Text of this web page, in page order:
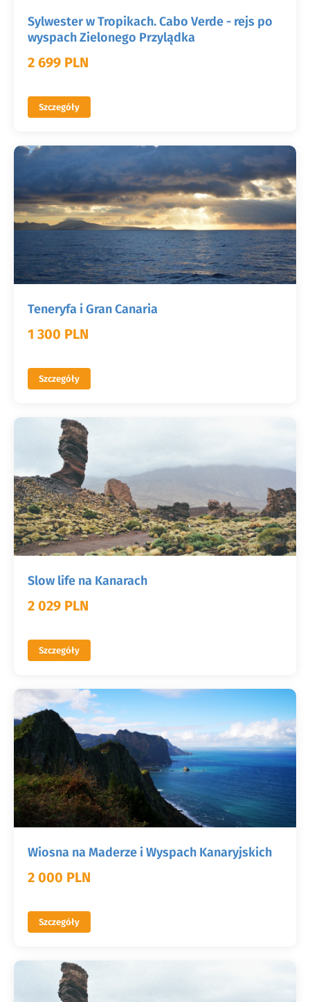
Sylwester w Tropikach. Cabo Verde - rejs po
wyspach Zielonego Przylądka
2 699 PLN
Szczegóły
Teneryfa i Gran Canaria
1 300 PLN
Szczegóły
Slow life na Kanarach
2 029 PLN
Szczegóły
Wiosna na Maderze i Wyspach Kanaryjskich
2 000 PLN
Szczegóły